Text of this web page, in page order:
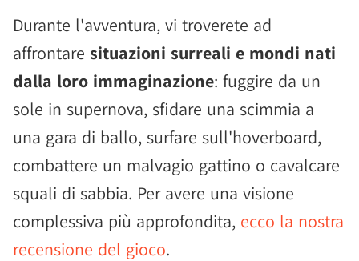
Durante l'avventura, vi troverete ad
affrontare situazioni surreali e mondi nati
dalla loro immaginazione: fuggire da un
sole in supernova, sfidare una scimmia a
una gara di ballo, surfare sull'hoverboard,
combattere un malvagio gattino o cavalcare
squali di sabbia. Per avere una visione
complessiva più approfondita, ecco la nostra
recensione del gioco.